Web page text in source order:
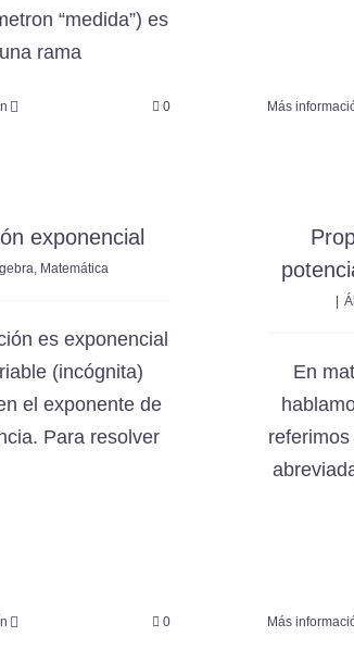
“medida”) es
una rama
0 Más
exponencial
, Matemática
es exponencial
(incógnita)
el exponente de
Para resolver
0
En
Más